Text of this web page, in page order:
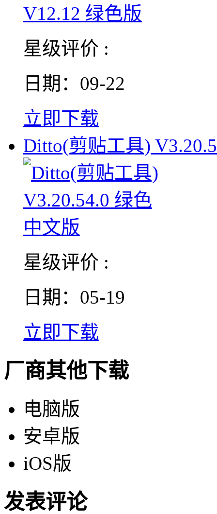
星级评价 :
日期：09-22
立即下载
Ditto(剪贴工具)
星级评价 :
日期：05-19
立即下载
厂商其他下载
电脑版
安卓版
iOS版
发表评论